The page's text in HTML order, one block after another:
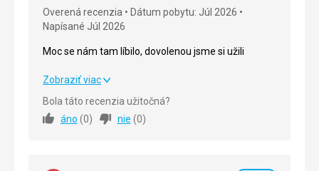
Overená recenzia
Dátum pobytu: Júl 2026
Napísané Júl 2026
Moc se nám tam líbilo, dovolenou jsme si užili
Moc se nám tam líbilo, dovolenou jsme si užili
Strava
Zobraziť viac
Bola táto recenzia užitočná?
áno (0) nie (0)